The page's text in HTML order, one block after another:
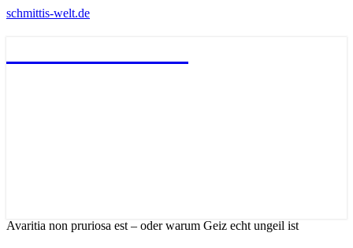
schmittis-welt.de
Avaritia non pruriosa est – oder warum Geiz echt ungeil ist